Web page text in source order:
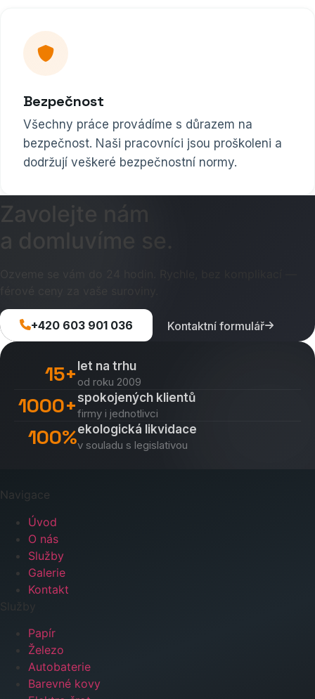
Bezpečnost
Všechny práce provádíme s důrazem na
bezpečnost. Naši pracovníci jsou proškoleni a
dodržují veškeré bezpečnostní normy.
Zavolejte nám
a domluvíme se.
+420 603 901 036 Kontaktní formulář
15+ let na trhu
od roku 2009
1000+ spokojených klientů
firmy i jednotlivci
100%ekologická likvidace
v souladu s legislativou
Navigace
Úvod
O nás
Služby
Galerie
Kontakt
Služby
Papír
Železo
Autobaterie
Barevné kovy